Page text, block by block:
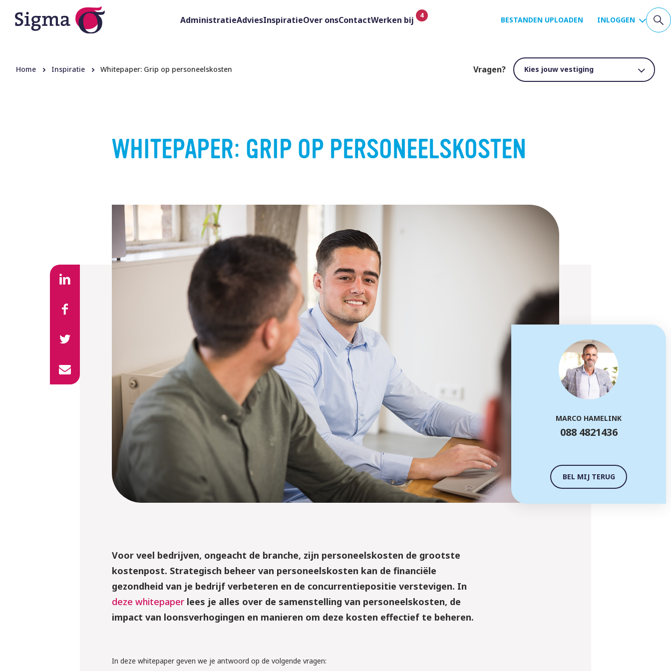
AdministratieAdviesInspiratieOver onsContactWerken bij BESTANDEN UPLOADEN INLOGGEN
Home Inspiratie Whitepaper: Grip op personeelskosten Vragen?
WHITEPAPER: GRIP OP PERSONEELSKOSTEN
Voor veel bedrijven, ongeacht de branche, zijn personeelskosten de grootste
kostenpost. Strategisch beheer van personeelskosten kan de financiële
gezondheid van je bedrijf verbeteren en de concurrentiepositie verstevigen. In
deze whitepaper lees je alles over de samenstelling van personeelskosten, de
impact van loonsverhogingen en manieren om deze kosten effectief te beheren.
In deze whitepaper geven we je antwoord op de volgende vragen:
MARCO HAMELINK
088 4821436
BEL MIJ TERUG
Webinar: ‘WTTA: ben jij